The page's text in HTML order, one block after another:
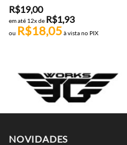
R$19,00
em até 12x de R$1,93
ou R$18,05 à vista no PIX
NOVIDADES